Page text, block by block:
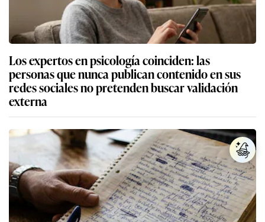
Los expertos en psicología coinciden: las
personas que nunca publican contenido en sus
redes sociales no pretenden buscar validación
externa